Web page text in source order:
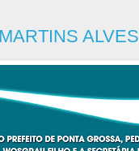
ALVES